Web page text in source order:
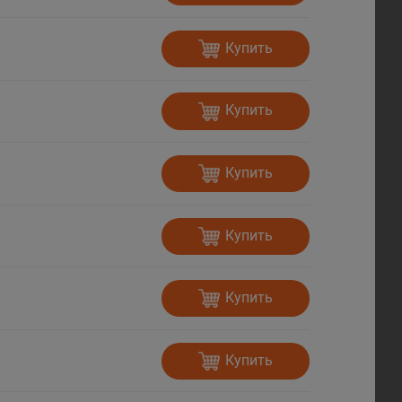
Купить
Купить
Купить
Купить
Купить
Купить